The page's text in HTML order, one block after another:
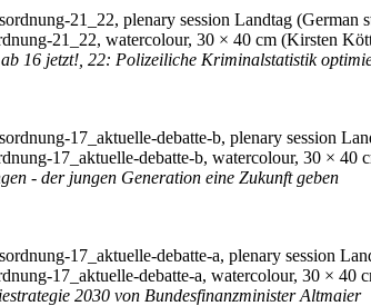
21_22, watercolour, 30 × 40 cm (Kirsten
16 jetzt!, 22: Polizeiliche Kriminalstatistik
17_aktuelle-debatte-b, watercolour, 30 × 40
- der jungen Generation eine Zukunft geben
17_aktuelle-debatte-a, watercolour, 30 × 40
2030 von Bundesfinanzminister Altmaier